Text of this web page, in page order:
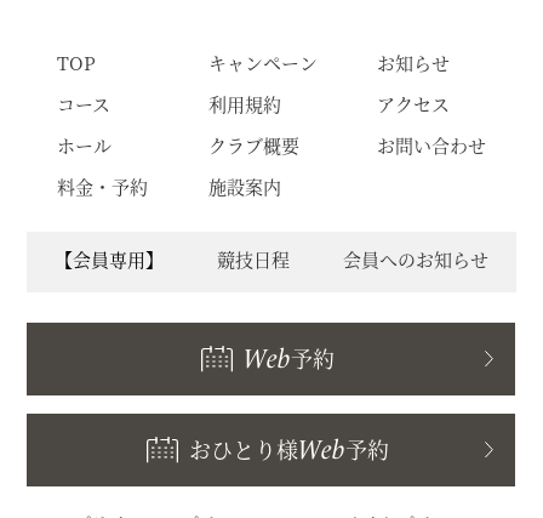
TOP
コース
ホール
料金・予約
キャンペーン
利用規約
クラブ概要
施設案内
お知らせ
アクセス
お問い合わせ
【会員専用】 競技日程 会員へのお知らせ
Web予約
おひとり様Web予約